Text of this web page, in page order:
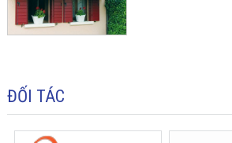
ĐỐI TÁC